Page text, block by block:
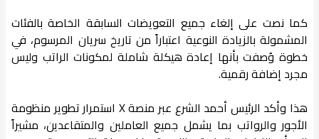
كما نصت على إلغاء جميع التعويضات السابقة الخاصة بالفئات
المشمولة بالزيادة النوعية اعتباراً من تاريخ سريان المرسوم، في
خطوة وُصفت بأنها إعادة هيكلة شاملة لمكونات الراتب وليس
مجرد إضافة رقمية.
هذا وأكد الرئيس أحمد الشرع عبر منصة X استمرار تطوير منظومة
الأجور والرواتب بما يشمل جميع العاملين والمتقاعدين، مشيراً